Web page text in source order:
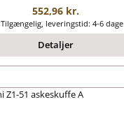
Almindelig pris:
552,96 kr.
Tilgængelig, leveringstid: 4-6 dage
Detaljer